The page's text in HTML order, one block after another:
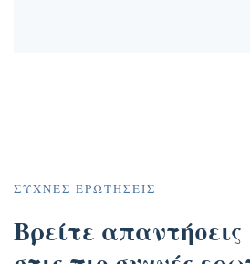
ΣΥΧΝΈΣ ΕΡΩΤΉΣΕΙΣ
Βρείτε απαντήσεις